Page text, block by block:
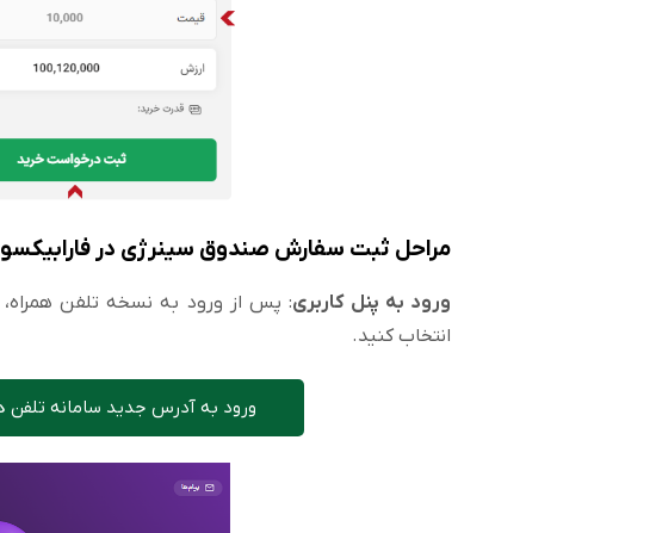
مراحل ثبت سفارش صندوق سینرژی در
ورود به پنل کاربری: پس از ورود به نسخه تلفن همراه،
انتخاب کنید.
ورود به آدرس جدید سامانه تلفن